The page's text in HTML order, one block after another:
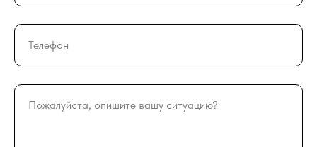
Телефон
Пожалуйста, опишите вашу ситуацию?